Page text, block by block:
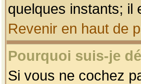
quelques instants; il
Revenir en haut de
Pourquoi suis-je
Si vous ne cochez